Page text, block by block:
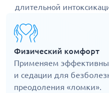
длительной
Физический комфорт
Применяем
и седации для
преодоления «ломки».